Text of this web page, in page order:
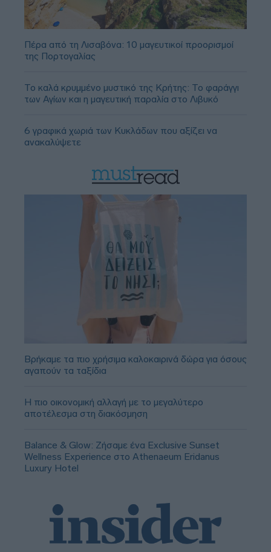
Πέρα από τη Λισαβόνα: 10 μαγευτικοί προορισμοί
της Πορτογαλίας
Το καλά κρυμμένο μυστικό της Κρήτης: Το φαράγγι
των Αγίων και η μαγευτική παραλία στο Λιβυκό
6 γραφικά χωριά των Κυκλάδων που αξίζει να
ανακαλύψετε
Βρήκαμε τα πιο χρήσιμα καλοκαιρινά δώρα για όσους
αγαπούν τα ταξίδια
Η πιο οικονομική αλλαγή με το μεγαλύτερο
αποτέλεσμα στη διακόσμηση
Balance & Glow: Ζήσαμε ένα Exclusive Sunset
Wellness Experience στο Athenaeum Eridanus
Luxury Hotel